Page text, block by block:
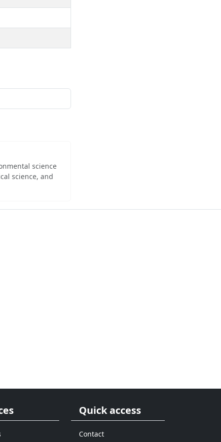
science
science, and
Quick access
Contact